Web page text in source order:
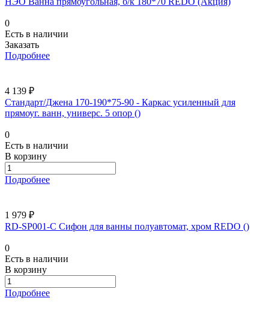
0
Есть в наличии
Заказать
Подробнее
4 139 ₽
Стандарт/Джена 170-190*75-90 - Каркас усиленный для
прямоуг. ванн, универс. 5 опор ()
0
Есть в наличии
В корзину
Подробнее
1 979 ₽
RD-SP001-C Сифон для ванны полуавтомат, хром REDO ()
0
Есть в наличии
В корзину
Подробнее